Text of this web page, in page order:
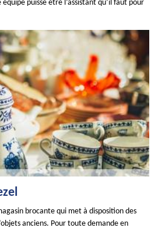
puisse être l’assistant qu’il faut pour
brocante qui met à disposition des
anciens. Pour toute demande en